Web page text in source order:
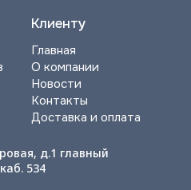
Клиенту
Главная
О компании
Новости
Контакты
Доставка и оплата
д.1 главный
534